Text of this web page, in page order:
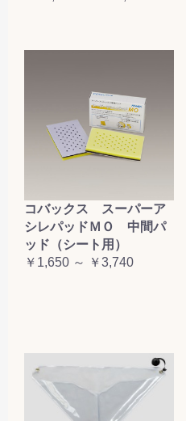
コバックス スーパーア
シレパッドＭＯ 中間パ
ッド（シート用）
￥1,650 ～ ￥3,740